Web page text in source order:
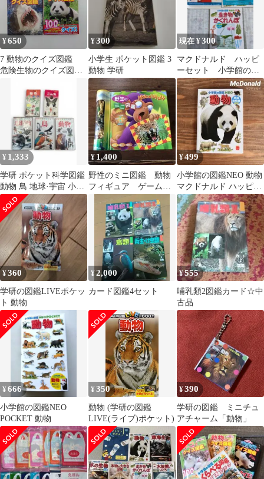
¥650
7 動物のクイズ図鑑
危険生物のクイズ図
¥300
小学生 ポケット図鑑 3
動物 学研
現在 ¥300
マクドナルド ハッピ
ーセット 小学館の図
鑑NEO 動物 生き物 3冊
セット
¥ 1,333
学研 ポケット科学図鑑
動物 鳥 地球·宇宙 小学
生ポケット図鑑 こん虫
植物
¥ 1,400
野性のミニ図鑑 動物
フィギュア ゲームボ
¥499
小学館の図鑑NEO 動物
マクドナルド ハッピー
セット
¥360
学研の図鑑LIVEポケッ
ト 動物
¥2,000
カード図鑑4セット
¥555
哺乳類2図鑑カード☆中
古品
¥666
小学館の図鑑NEO
POCKET 動物
¥350
動物 (学研の図鑑
LIVE(ライブ)ポケット)
¥390
学研の図鑑 ミニチュ
アチャーム「動物」